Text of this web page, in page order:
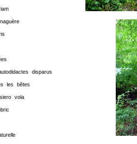
disparus
les bêtes
vola